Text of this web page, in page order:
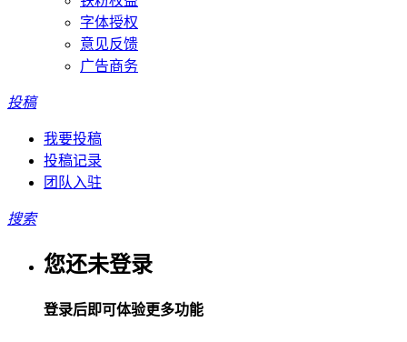
字体授权
意见反馈
广告商务
投稿
我要投稿
投稿记录
团队入驻
搜索
您还未登录
登录后即可体验更多功能